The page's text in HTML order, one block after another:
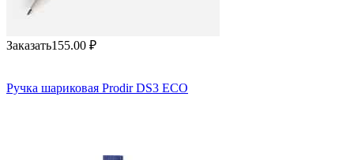
Заказать155.00 ₽
Ручка шариковая Prodir DS3 ECO